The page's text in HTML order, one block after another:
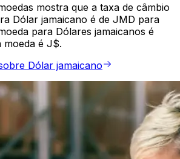
mostra que a taxa de câmbio
Dólar jamaicano é de JMD para
para Dólares jamaicanos é
moeda é J$.
Dólar jamaicano